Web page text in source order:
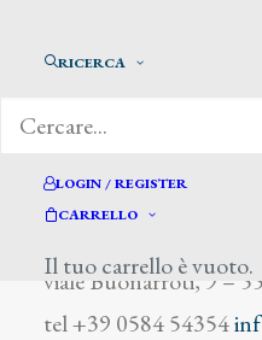
RICERCA
LOGIN / REGISTER
CARRELLO
Il tuo carrello è vuoto.
viale Buonarroti, 9 –
tel +39 0584 54354